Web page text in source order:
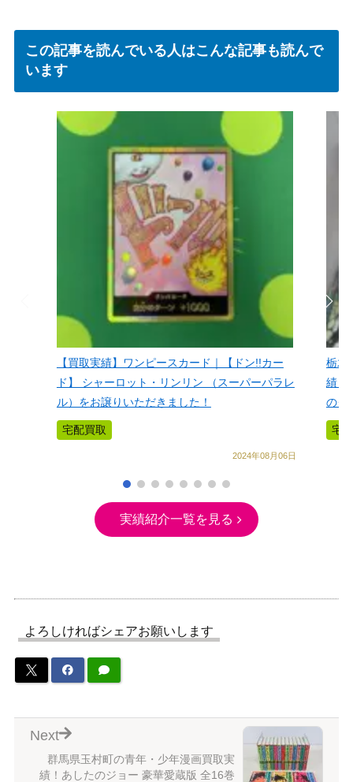
この記事を読んでいる人はこんな記事も読んで
います
【買取実績】ワンピースカード｜【ドン!!カー
ド】 シャーロット・リンリン （スーパーパラレ
ル）をお譲りいただきました！
宅配買取
2024年08月06日
栃木
績！
のグ
宅
実績紹介一覧を見る
よろしければシェアお願いします
群馬県玉村町の青年・少年漫画買取実
績！あしたのジョー 豪華愛蔵版 全16巻
Next